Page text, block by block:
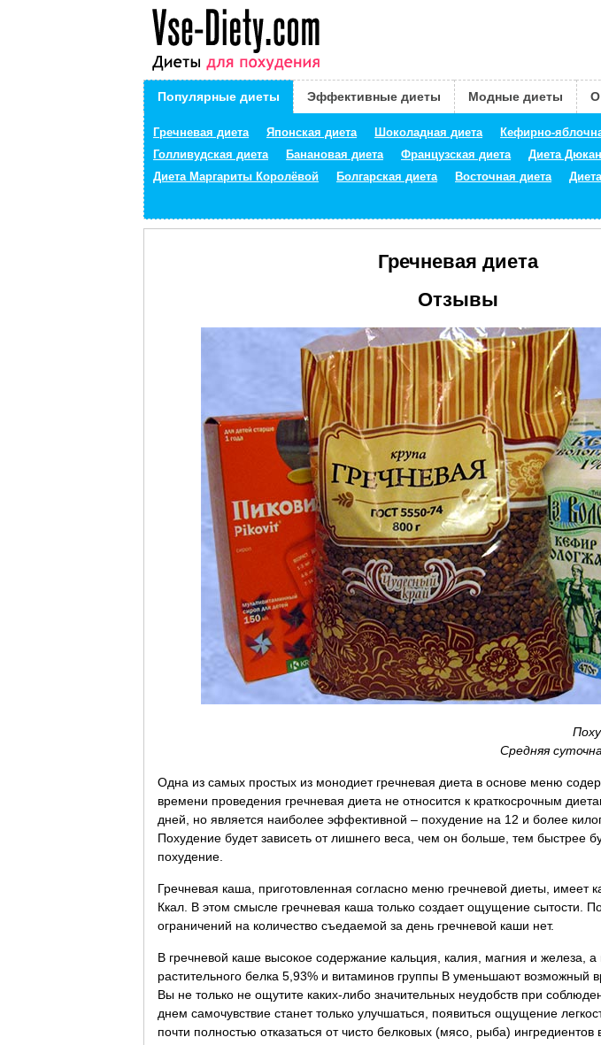
Популярные диеты
Гречневая диета Японская диета Шоколадная диета Кефирно-
Голливудская диета
Банановая диета Французская диета Диета
Диета Маргариты Королёвой
Болгарская диета Восточная диета
Эффективные диеты Модные диеты О
Гречневая диета
Отзывы
Средняя
Одна из самых простых из монодиет гречневая диета в основе меню
времени проведения гречневая диета не относится к краткосрочным
дней, но является наиболее эффективной – похудение на 12 и более
Похудение будет зависеть от лишнего веса, чем он больше, тем быстрее
похудение.
Гречневая каша, приготовленная согласно меню гречневой диеты, имеет
Ккал. В этом смысле гречневая каша только создает ощущение сытости.
ограничений на количество съедаемой за день гречневой каши нет.
В гречневой каше высокое содержание кальция, калия, магния и железа,
растительного белка 5,93% и витаминов группы B уменьшают возможный
Вы не только не ощутите каких-либо значительных неудобств при
днем самочувствие станет только улучшаться, появиться ощущение
почти полностью отказаться от чисто белковых (мясо, рыба)